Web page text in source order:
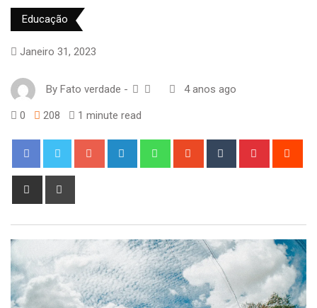
Educação
Janeiro 31, 2023
By Fato verdade - 4 anos ago
0 208 1 minute read
Google+ LinkedIn WhatsappStumbleUpon
Tumblr Pinterest
Share